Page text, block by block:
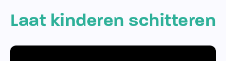
Laat kinderen schitteren